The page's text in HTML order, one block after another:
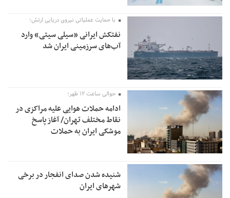
با حمایت عملیاتی نیروی دریایی ارتش؛
نفتکش ایرانی «سیلی سیتی» وارد
آب‌های سرزمینی ایران شد
حوالی ساعت ۱۲ ظهر؛
ادامه حملات هوایی علیه مراکزی در
نقاط مختلف تهران/ آغاز پاسخ
موشکی ایران به حملات
شنیده شدن صدای انفجار در برخی
شهرهای ایران